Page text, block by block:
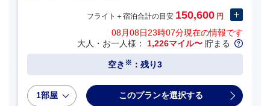
フライト＋宿泊合計の目安 150,600 円
08月08日23時07分現在の情報です
大人・お一人様： 1,226マイル〜 貯まる
空き ※ ：残り3
1部屋